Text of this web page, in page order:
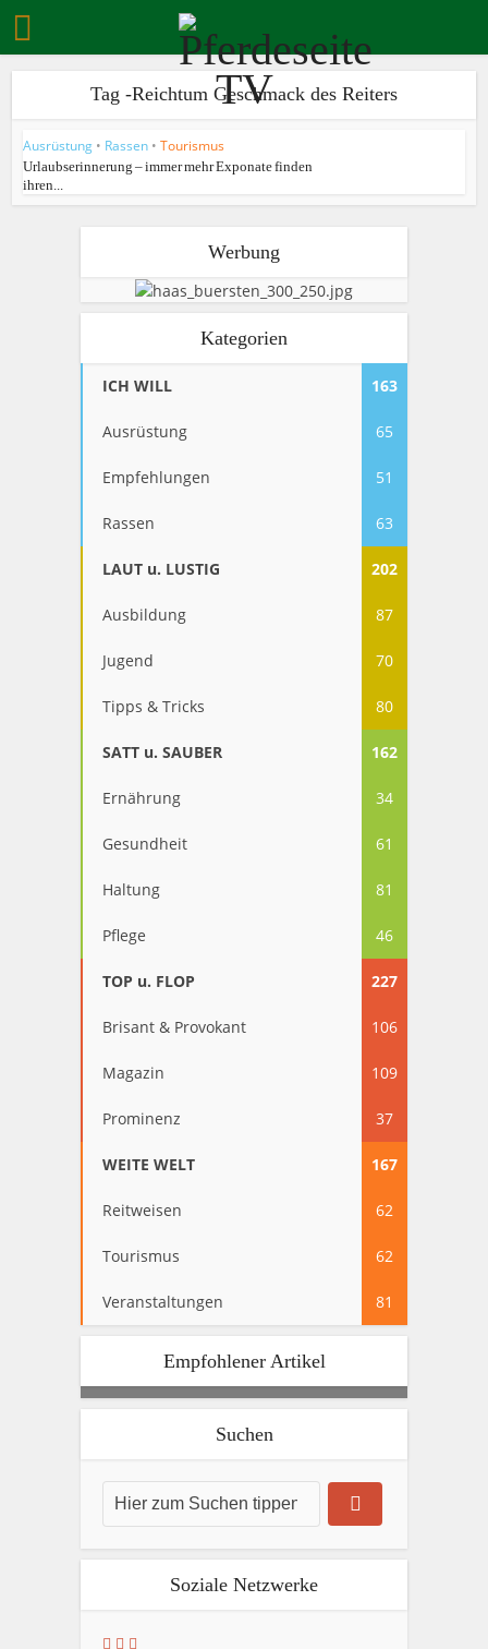
Tag -Reichtum Geschmack des Reiters
Ausrüstung • Rassen • Tourismus
Urlaubserinnerung – immer mehr Exponate finden
ihren...
Werbung
Kategorien
ICH WILL 163
Ausrüstung 65
Empfehlungen 51
Rassen 63
LAUT u. LUSTIG 202
Ausbildung 87
Jugend 70
Tipps & Tricks 80
SATT u. SAUBER 162
Ernährung 34
Gesundheit 61
Haltung 81
Pflege 46
TOP u. FLOP 227
Brisant & Provokant 106
Magazin 109
Prominenz 37
WEITE WELT 167
Reitweisen 62
Tourismus 62
Veranstaltungen 81
Empfohlener Artikel
Suchen
Soziale Netzwerke